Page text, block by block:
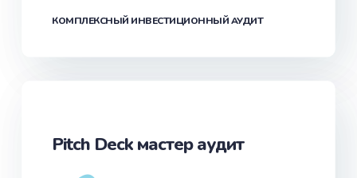
КОМПЛЕКСНЫЙ ИНВЕСТИЦИОННЫЙ АУДИТ
Pitch Deck мастер аудит